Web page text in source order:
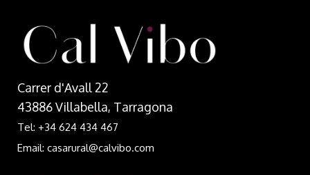
Carrer d'Avall 22
43886 Villabella, Tarragona
Tel: +34 624 434 467
Email: casarural@calvibo.com